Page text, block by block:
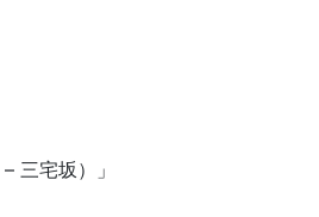
– 三宅坂）」